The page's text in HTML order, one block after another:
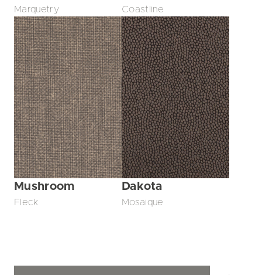
Marquetry Coastline
Mushroom
Fleck
Dakota
Mosaique